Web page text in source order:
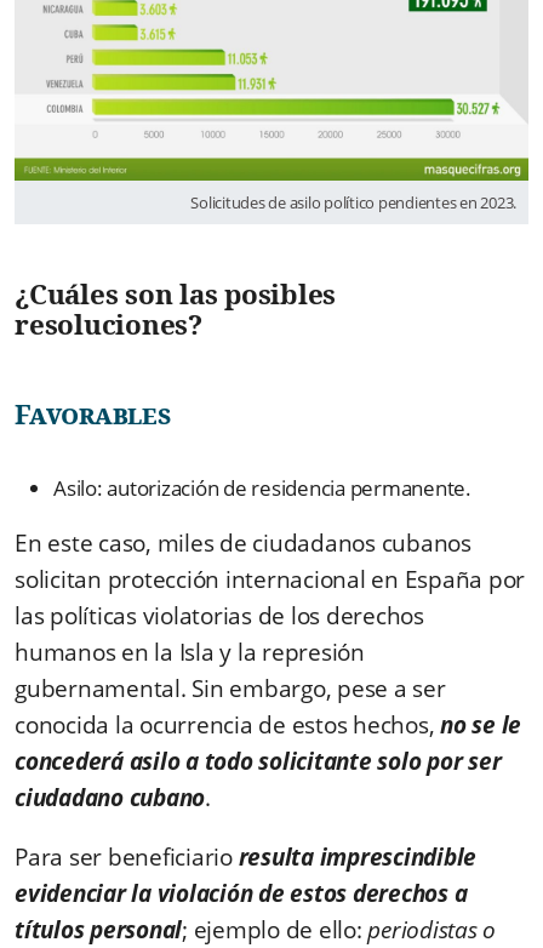
Solicitudes de asilo político pendientes en 2023.
¿Cuáles son las posibles
resoluciones?
Favorables
Asilo: autorización de residencia permanente.
En este caso, miles de ciudadanos cubanos
solicitan protección internacional en España por
las políticas violatorias de los derechos
humanos en la Isla y la represión
gubernamental. Sin embargo, pese a ser
conocida la ocurrencia de estos hechos,no se le
concederá asilo a todo solicitante solo por ser
ciudadano cubano.
Para ser beneficiarioresulta imprescindible
evidenciar la violación de estos derechos a
títulos personal; ejemplo de ello:periodistas o